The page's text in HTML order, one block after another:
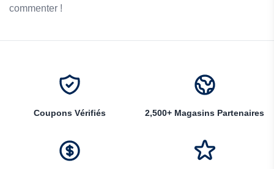
commenter !
Coupons Vérifiés 2,500+ Magasins Partenaires